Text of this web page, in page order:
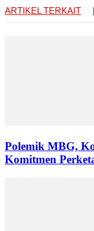
ARTIKEL TERKAIT
Polemik MBG,
Komitmen